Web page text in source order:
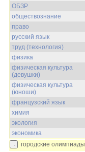
ОБЗР
обществознание
право
русский язык
труд (технология)
физика
физическая культура
(девушки)
физическая культура
(юноши)
французский язык
химия
экология
экономика
городские олимпиады